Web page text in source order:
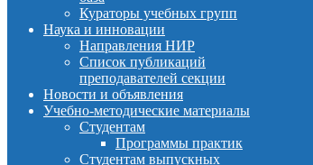
Кураторы учебных групп
Наука и инновации
Направления НИР
Список публикаций
преподавателей секции
Новости и объявления
Учебно-методические материалы
Студентам
Программы практик
Студентам выпускных